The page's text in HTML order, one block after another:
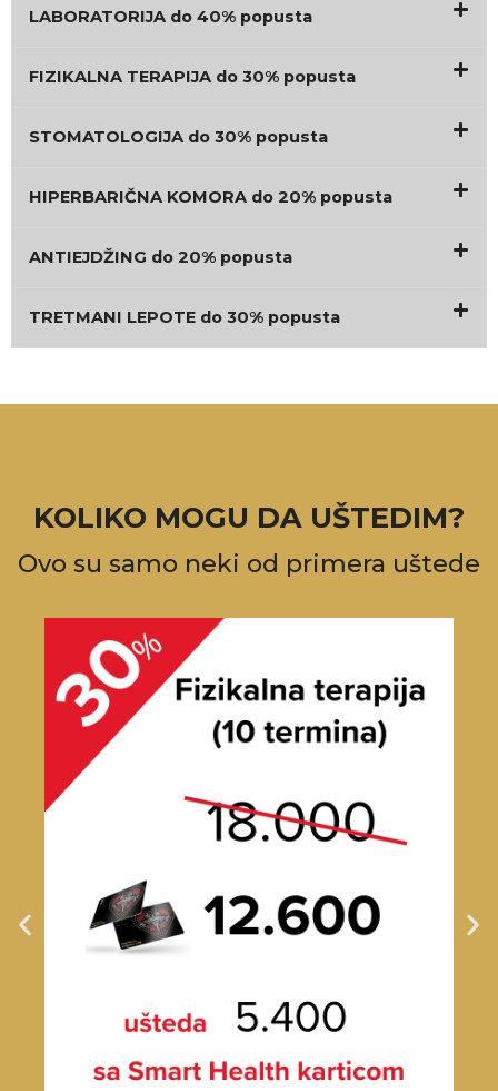
LABORATORIJA do 40% popusta
FIZIKALNA TERAPIJA do 30% popusta
STOMATOLOGIJA do 30% popusta
HIPERBARIČNA KOMORA do 20% popusta
ANTIEJDŽING do 20% popusta
TRETMANI LEPOTE do 30% popusta
KOLIKO MOGU DA UŠTEDIM?
Ovo su samo neki od primera uštede